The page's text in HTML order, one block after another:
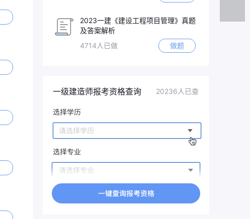
2023一建《建设工程项目管理》真题
及答案解析
4714人已做
做题
一级建造师报考资格查询 20236人已查